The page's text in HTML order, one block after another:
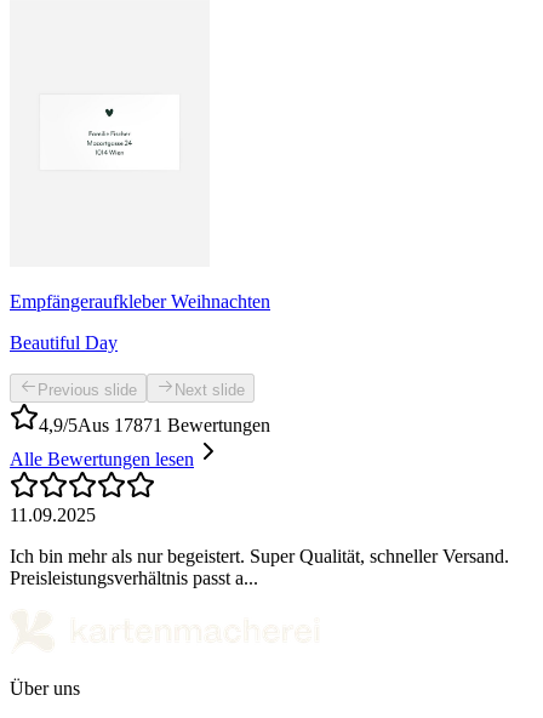
Empfängeraufkleber Weihnachten
Beautiful Day
Previous slide Next slide
4,9/5Aus 17871 Bewertungen
Alle Bewertungen lesen
11.09.2025
Ich bin mehr als nur begeistert. Super Qualität, schneller Versand.
Preisleistungsverhältnis passt a...
Über uns